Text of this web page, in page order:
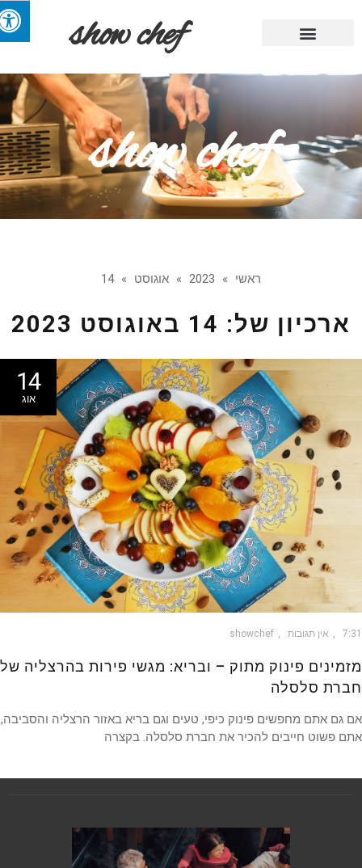
show chef
show chef
ראשי »
2023
» אוגוסט »
14
ארכיון של:14 באוגוסט 2023
14
אוג
אין תגובות showchef
פינוק מתוק – ובריא: מגשי פירות בהרצליה של
סלסלה
גם אתם מחפשים פינוק כיפי, טעים וגם בריא באזור הרצליה והסביבה,
פשוט חייבים להכיר את חברת סלסלה. בקצרה